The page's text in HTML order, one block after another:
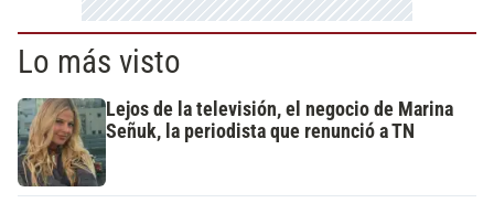
Lo más visto
Lejos de la televisión, el negocio de Marina
Señuk, la periodista que renunció a TN